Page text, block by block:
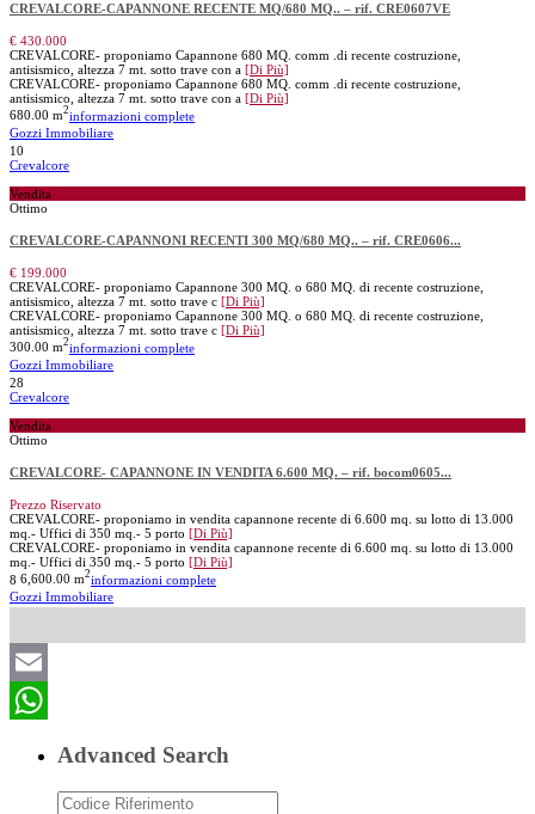
CREVALCORE-CAPANNONE RECENTE MQ/680 MQ.. – rif. CRE0607VE
€ 430.000
CREVALCORE- proponiamo Capannone 680 MQ. comm .di recente costruzione,
antisismico, altezza 7 mt. sotto trave con a [Di Più]
CREVALCORE- proponiamo Capannone 680 MQ. comm .di recente costruzione,
antisismico, altezza 7 mt. sotto trave con a [Di Più]
680.00 m2informazioni complete
Gozzi Immobiliare
10
Crevalcore
Vendita
Ottimo
CREVALCORE-CAPANNONI RECENTI 300 MQ/680 MQ.. – rif. CRE0606...
€ 199.000
CREVALCORE- proponiamo Capannone 300 MQ. o 680 MQ. di recente costruzione,
antisismico, altezza 7 mt. sotto trave c [Di Più]
CREVALCORE- proponiamo Capannone 300 MQ. o 680 MQ. di recente costruzione,
antisismico, altezza 7 mt. sotto trave c [Di Più]
300.00 m2informazioni complete
Gozzi Immobiliare
28
Crevalcore
Vendita
Ottimo
CREVALCORE- CAPANNONE IN VENDITA 6.600 MQ. – rif. bocom0605...
Prezzo Riservato
CREVALCORE- proponiamo in vendita capannone recente di 6.600 mq. su lotto di 13.000
mq.- Uffici di 350 mq.- 5 porto [Di Più]
CREVALCORE- proponiamo in vendita capannone recente di 6.600 mq. su lotto di 13.000
mq.- Uffici di 350 mq.- 5 porto [Di Più]
8 6,600.00 m2informazioni complete
Gozzi Immobiliare
Email
Advanced Search